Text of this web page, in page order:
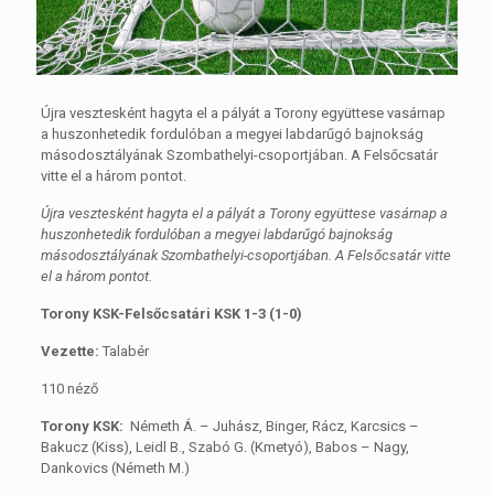
Újra vesztesként hagyta el a pályát a Torony együttese vasárnap
a huszonhetedik fordulóban a megyei labdarűgó bajnokság
másodosztályának Szombathelyi-csoportjában. A Felsőcsatár
vitte el a három pontot.
Újra vesztesként hagyta el a pályát a Torony együttese vasárnap a
huszonhetedik fordulóban a megyei labdarűgó bajnokság
másodosztályának Szombathelyi-csoportjában. A Felsőcsatár vitte
el a három pontot.
Torony KSK-Felsőcsatári KSK 1-3 (1-0)
Vezette: Talabér
110 néző
Torony KSK: Németh Á. – Juhász, Binger, Rácz, Karcsics –
Bakucz (Kiss), Leidl B., Szabó G. (Kmetyó), Babos – Nagy,
Dankovics (Németh M.)